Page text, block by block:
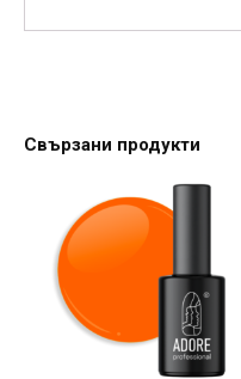
Свързани продукти